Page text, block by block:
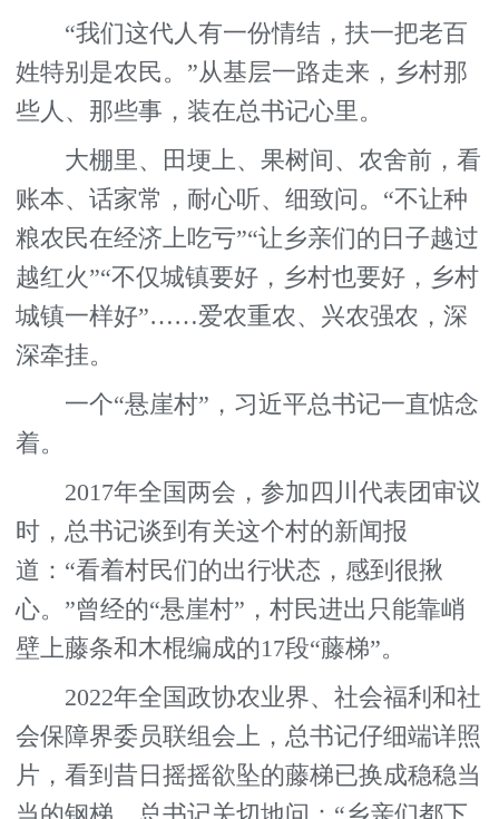
“我们这代人有一份情结，扶一把老百
姓特别是农民。”从基层一路走来，乡村那
些人、那些事，装在总书记心里。
大棚里、田埂上、果树间、农舍前，看
账本、话家常，耐心听、细致问。“不让种
粮农民在经济上吃亏”“让乡亲们的日子越过
越红火”“不仅城镇要好，乡村也要好，乡村
城镇一样好”……爱农重农、兴农强农，深
深牵挂。
一个“悬崖村”，习近平总书记一直惦念
着。
2017年全国两会，参加四川代表团审议
时，总书记谈到有关这个村的新闻报
道：“看着村民们的出行状态，感到很揪
心。”曾经的“悬崖村”，村民进出只能靠峭
壁上藤条和木棍编成的17段“藤梯”。
2022年全国政协农业界、社会福利和社
会保障界委员联组会上，总书记仔细端详照
片，看到昔日摇摇欲坠的藤梯已换成稳稳当